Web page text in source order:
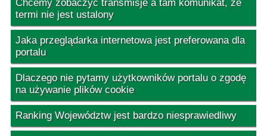
Chcemy zobaczyć transmisje a tam komunikat, że
termi nie jest ustalony
Jaka przeglądarka internetowa jest preferowana dla
portalu
Dlaczego nie pytamy użytkowników portalu o zgodę
na używanie plików cookie
Ranking Województw jest bardzo niesprawiedliwy